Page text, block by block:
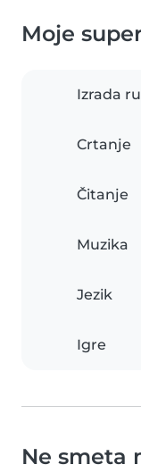
Moje
Izrada
Crtanje
Čitanje
Muzika
Jezik
Igre
Ne smeta